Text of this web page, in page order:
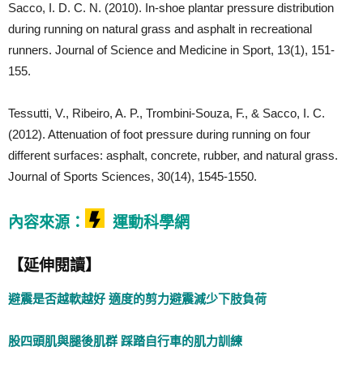
Sacco, I. D. C. N. (2010). In-shoe plantar pressure distribution
during running on natural grass and asphalt in recreational
runners. Journal of Science and Medicine in Sport, 13(1), 151-
155.
Tessutti, V., Ribeiro, A. P., Trombini-Souza, F., & Sacco, I. C.
(2012). Attenuation of foot pressure during running on four
different surfaces: asphalt, concrete, rubber, and natural grass.
Journal of Sports Sciences, 30(14), 1545-1550.
內容來源： 運動科學網
【延伸閱讀】
避震是否越軟越好 適度的剪力避震減少下肢負荷
股四頭肌與腿後肌群 踩踏自行車的肌力訓練